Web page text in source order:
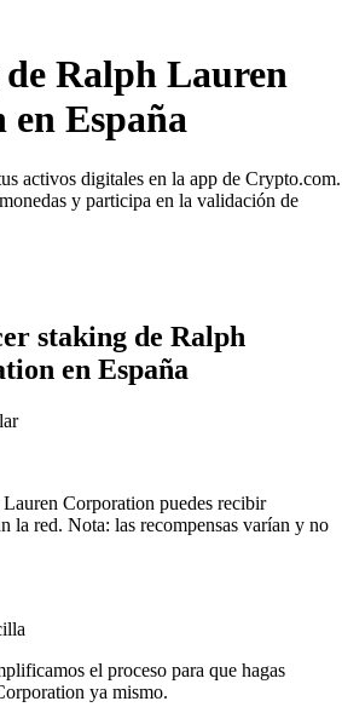
Ralph Lauren
España
activos digitales en la app de Crypto.com.
y participa en la validación de
staking de Ralph
en España
Corporation puedes recibir
la red. Nota: las recompensas varían y no
el proceso para que hagas
ya mismo.